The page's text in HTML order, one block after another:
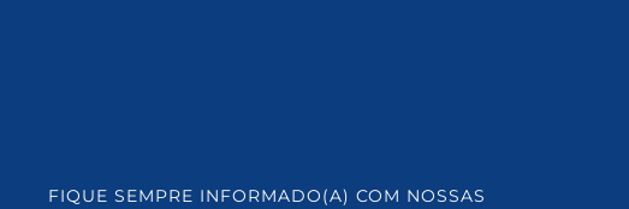
FIQUE SEMPRE INFORMADO(A) COM NOSSAS